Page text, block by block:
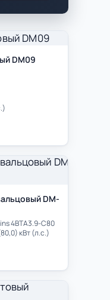
DM09
DM-
4BTA3.9-C80
кВт (л.с.)